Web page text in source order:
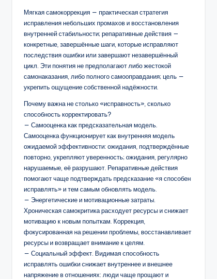
Мягкая самокоррекция — практическая стратегия
исправления небольших промахов и восстановления
внутренней стабильности; репаративные действия —
конкретные, завершённые шаги, которые исправляют
последствия ошибки или завершают незавершённый
цикл. Эти понятия не предполагают либо жестокой
самонаказания, либо полного самооправдания; цель —
укрепить ощущение собственной надёжности.
Почему важна не столько «исправность», сколько
способность корректировать?
— Самооценка как предсказательная модель.
Самооценка функционирует как внутренняя модель
ожидаемой эффективности: ожидания, подтверждённые
повторно, укрепляют уверенность; ожидания, регулярно
нарушаемые, её разрушают. Репаративные действия
помогают чаще подтверждать предсказание «я способен
исправлять» и тем самым обновлять модель.
— Энергетические и мотивационные затраты.
Хроническая самокритика расходует ресурсы и снижает
мотивацию к новым попыткам. Коррекция,
фокусированная на решении проблемы, восстанавливает
ресурсы и возвращает внимание к целям.
— Социальный эффект. Видимая способность
исправлять ошибки снижает внутреннее и внешнее
напряжение в отношениях: люди чаще прощают и